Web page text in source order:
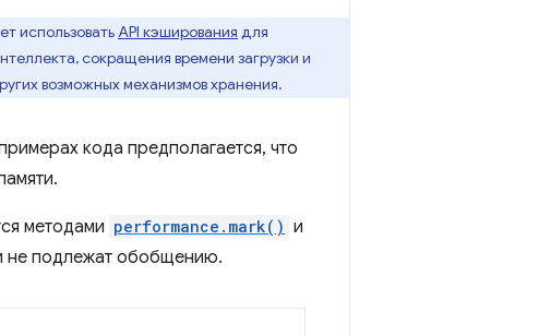
использоватьAPI кэширования для
сокращения времени загрузки и
возможных механизмов хранения.
кода предполагается, что
методами performance.mark() и
не подлежат обобщению.